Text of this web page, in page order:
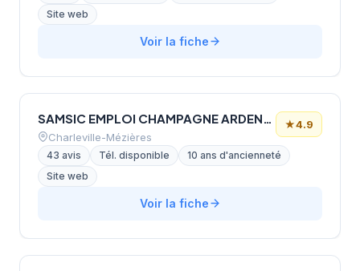
Site web
Voir la fiche
SAMSIC EMPLOI CHAMPAGNE ARDENNE REIMS
Charleville-Mézières
★4.9
43 avis Tél. disponible
10 ans d'ancienneté
Site web
Voir la fiche